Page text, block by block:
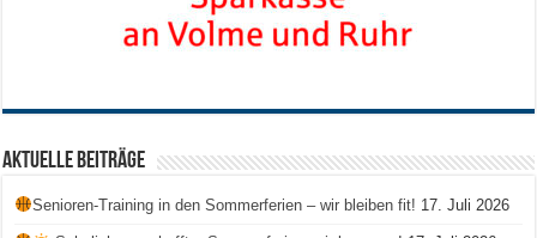
Aktuelle Beiträge
Senioren-Training in den Sommerferien – wir bleiben fit! 17. Juli 2026